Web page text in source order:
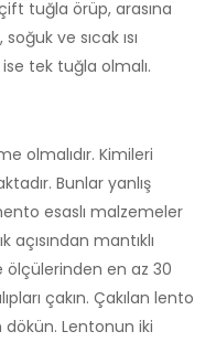
tuğla örüp, arasına
ve sıcak ısı
tek tuğla olmalı.
olmalıdır. Kimileri
Bunlar yanlış
esaslı malzemeler
mantıklı
ölçülerinden en az 30
çakın. Çakılan lento
dökün. Lentonun iki